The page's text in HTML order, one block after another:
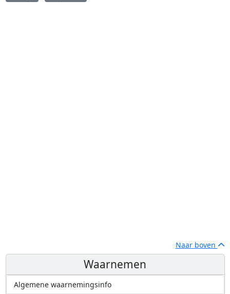
Naar boven
Waarnemen
Algemene waarnemingsinfo